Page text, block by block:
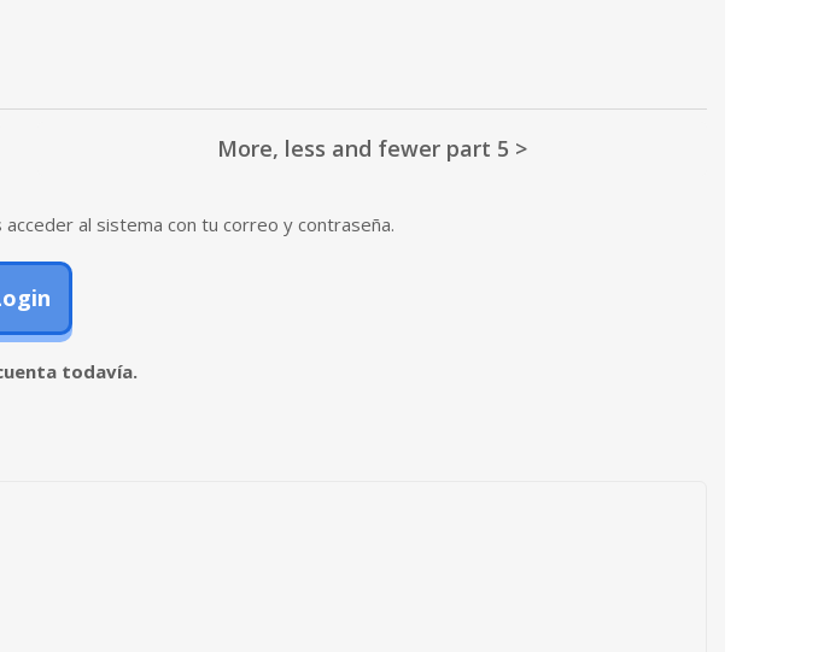
More, less and fewer part 5 >
al sistema con tu correo y contraseña.
todavía.